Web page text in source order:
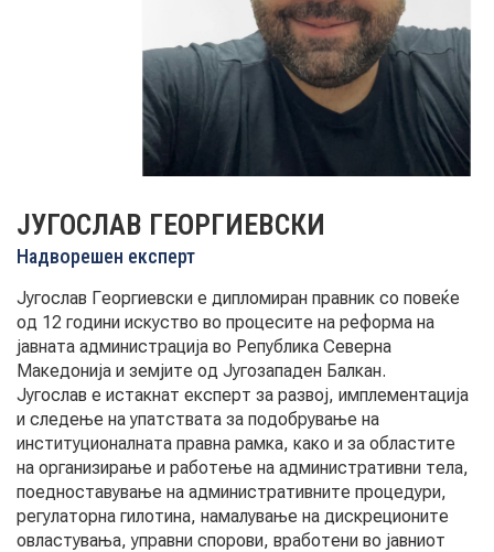
КАТАЛОГ НА УСЛУГИ
ПОВИЦИ
АКТУЕЛНИ ПОВИЦИ
АРХИВА
ИНИЦИЈАТИВИ
ПОСТАПКА
ЈУГОСЛАВ ГЕОРГИЕВСКИ
Надворешен експерт
Југослав Георгиевски е дипломиран правник со повеќе
од 12 години искуство во процесите на реформа на
јавната администрација во Република Северна
Македонија и земјите од Југозападен Балкан.
Југослав е истакнат експерт за развој, имплементација
и следење на упатствата за подобрување на
институционалната правна рамка, како и за областите
на организирање и работење на административни тела,
поедноставување на административните процедури,
регулаторна гилотина, намалување на дискреционите
овластувања, управни спорови, вработени во јавниот